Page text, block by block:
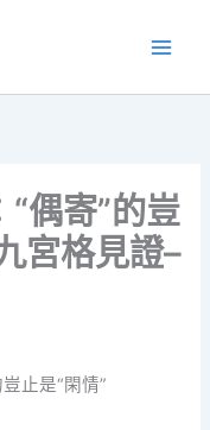
偶寄”的豈
宮格見證–
止是“閑情”